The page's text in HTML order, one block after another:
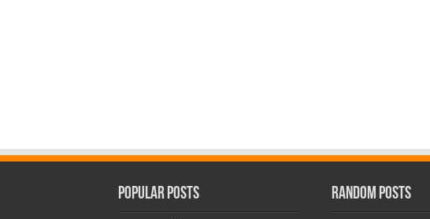
Popular Posts Random Posts